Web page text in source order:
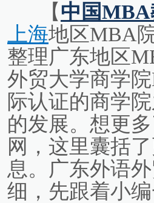
【中国
上海地区MBA
整理广东地区
外贸大学商学
际认证的商学
的发展。想更
网，这里囊括
息。广东外语
细，先跟着小